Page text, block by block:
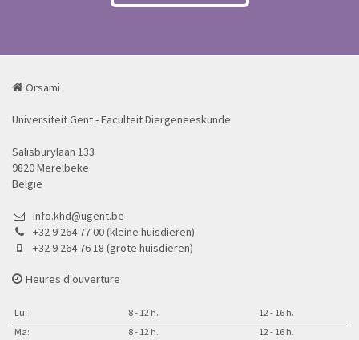
Orsami
Universiteit Gent - Faculteit Diergeneeskunde
Salisburylaan 133
9820 Merelbeke
België
info.khd@ugent.be
+32 9 264 77 00 (kleine huisdieren)
+32 9 264 76 18 (grote huisdieren)
Heures d'ouverture
Lu: 8 - 12 h.
12 - 16 h.
Ma:
8 - 12 h. 12 - 16 h.